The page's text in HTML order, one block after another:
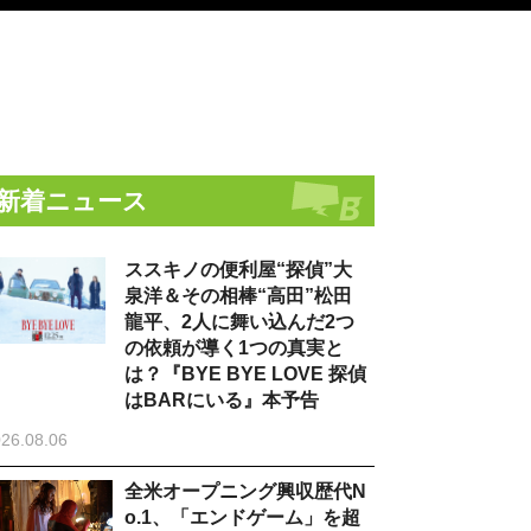
着ニュース
ススキノの便利屋“探偵”大
泉洋＆その相棒“高田”松田
龍平、2人に舞い込んだ2つ
の依頼が導く1つの真実と
は？『BYE BYE LOVE 探偵
はBARにいる』本予告
全米オープニング興収歴代N
o.1、「エンドゲーム」を超